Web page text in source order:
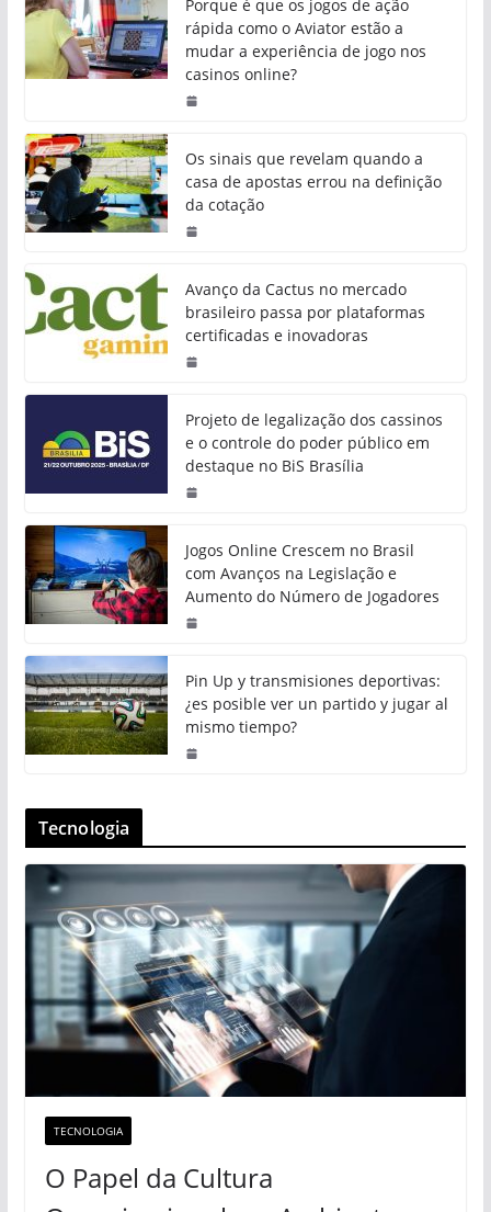
Porque é que os jogos de ação
rápida como o Aviator estão a
mudar a experiência de jogo nos
casinos online?
Os sinais que revelam quando a
casa de apostas errou na definição
da cotação
Avanço da Cactus no mercado
brasileiro passa por plataformas
certificadas e inovadoras
Projeto de legalização dos cassinos
e o controle do poder público em
destaque no BiS Brasília
Jogos Online Crescem no Brasil
com Avanços na Legislação e
Aumento do Número de Jogadores
Pin Up y transmisiones deportivas:
¿es posible ver un partido y jugar al
mismo tiempo?
Tecnologia
TECNOLOGIA
O Papel da Cultura